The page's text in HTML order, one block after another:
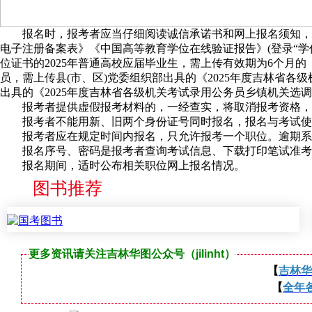
报名时，报考者应当仔细阅读诚信承诺书和网上报名须知，
电子注册备案表》《中国高等教育学位在线验证报告》(登录“
位证书的2025年普通高校应届毕业生，需上传有效期为6个月
员，需上传县(市、区)党委组织部出具的《2025年度吉林省各
出具的《2025年度吉林省各级机关考试录用公务员乡镇机关选
报考者提供虚假报考材料的，一经查实，将取消报考资格，
报考者不能用新、旧两个身份证号同时报名，报名与考试
报考者应在规定时间内报名，只允许报考一个职位。逾期
报名序号、密码是报考者查询考试信息、下载打印笔试准
报名期间，适时公布相关职位网上报名情况。
图书推荐
更多资讯请关注吉林华图公众号（jilinht）
【吉林
【全年